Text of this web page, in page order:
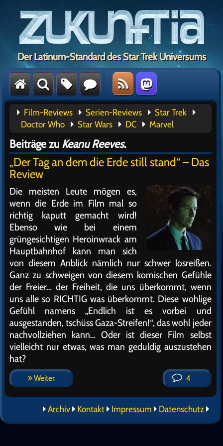
Der Latinum-Standard des Star Trek Universums
Film-Reviews Serien-Reviews
Star Trek
Doctor Who
Star Wars DC Marvel
Beiträge zu Keanu Reeves.
„Der Tag an dem die Erde still stand“ – Das
Review
Die meisten Leute mögen es,
wenn die Erde im Film mal so
richtig kaputt gemacht wird!
Ebenso wie bei einem
grüngesichtigen Heroinwrack am
Hauptbahnhof kann man sich
von diesem Anblick nämlich nur schwer losreißen.
Ganz zu schweigen von diesem komischen Gefühle
der Freier… der Freiheit, die uns überkommt, wenn
uns alle so RICHTIG was überkommt. Diese wohlige
Gefühl namens „Endlich ist es vorbei und
ausgestanden, tschüss Gaza-Streifen!“, das wohl jeder
nachvollziehen kann… Oder ist dieser Film selbst
vielleicht nur etwas, was man geduldig auszustehen
hat?
Weiter 4
Archiv Kontakt Impressum Datenschutz